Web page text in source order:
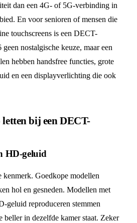
dan een 4G- of 5G-verbinding in
En voor senioren of mensen die
touchscreens is een DECT-
nostalgische keuze, maar een
hebben handsfree functies, grote
en een displayverlichting die ook
bij een DECT-
HD-geluid
kenmerk. Goedkope modellen
hol en gesneden. Modellen met
geluid reproduceren stemmen
beller in dezelfde kamer staat. Zeker